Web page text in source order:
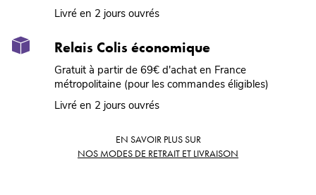
Livré en 2 jours ouvrés
Relais Colis économique
Gratuit à partir de 69€ d'achat en France
métropolitaine (pour les commandes éligibles)
Livré en 2 jours ouvrés
EN SAVOIR PLUS SUR
NOS MODES DE RETRAIT ET LIVRAISON